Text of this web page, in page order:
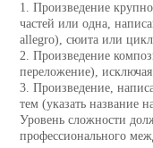
1. Произведение
частей или одна,
allegro), сюита или цикл
2. Произведение
переложение),
3. Произведение,
тем (указать название
Уровень сложности
профессионального